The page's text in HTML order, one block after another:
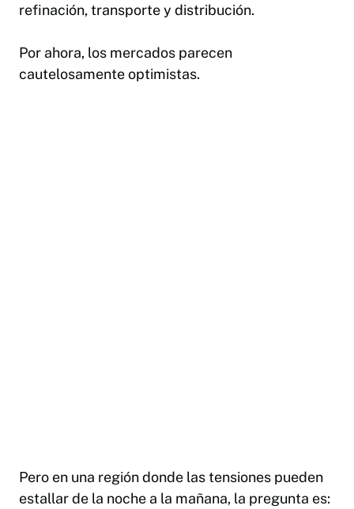
refinación, transporte y distribución.
Por ahora, los mercados parecen
cautelosamente optimistas.
Pero en una región donde las tensiones pueden
estallar de la noche a la mañana, la pregunta es: